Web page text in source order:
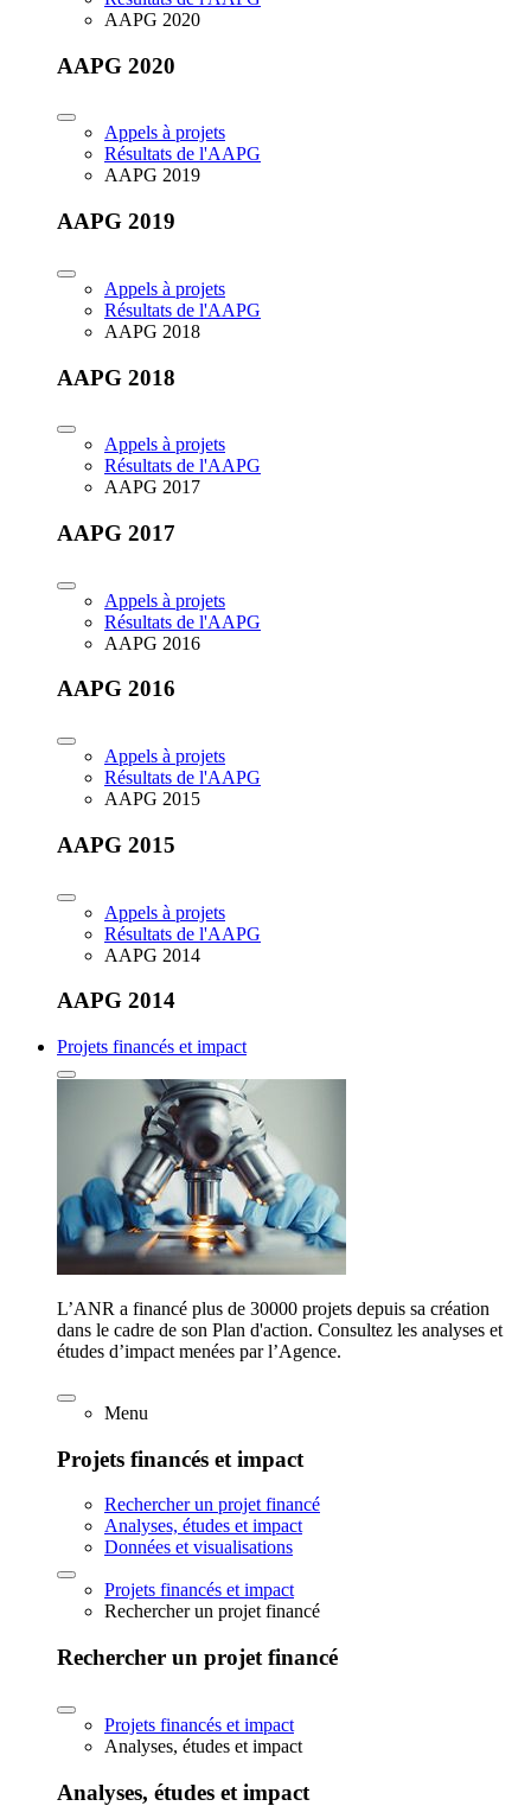
AAPG 2020
AAPG 2020
Appels à projets
Résultats de l'AAPG
AAPG 2019
AAPG 2019
Appels à projets
Résultats de l'AAPG
AAPG 2018
AAPG 2018
Appels à projets
Résultats de l'AAPG
AAPG 2017
AAPG 2017
Appels à projets
Résultats de l'AAPG
AAPG 2016
AAPG 2016
Appels à projets
Résultats de l'AAPG
AAPG 2015
AAPG 2015
Appels à projets
Résultats de l'AAPG
AAPG 2014
AAPG 2014
Projets financés et impact
L’ANR a financé plus de 30000 projets depuis sa création
dans le cadre de son Plan d'action. Consultez les analyses et
études d’impact menées par l’Agence.
Menu
Projets financés et impact
Rechercher un projet financé
Analyses, études et impact
Données et visualisations
Projets financés et impact
Rechercher un projet financé
Rechercher un projet financé
Projets financés et impact
Analyses, études et impact
Analyses, études et impact